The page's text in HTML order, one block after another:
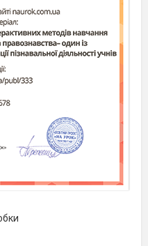
what is this dialogue